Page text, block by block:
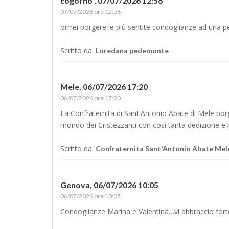
07/07/2026 ore 12:56
orrrei porgere le più sentite condoglianze ad una
Scritto da: Loredana pedemonte
Mele, 06/07/2026 17:20
06/07/2026 ore 17:20
La Confraternita di Sant'Antonio Abate di Mele
mondo dei Cristezzanti con così tanta dedizione e
Scritto da: Confraternita Sant'Antonio Abate
Genova, 06/07/2026 10:05
06/07/2026 ore 10:05
Condoglianze Marina e Valentina…vi abbraccio